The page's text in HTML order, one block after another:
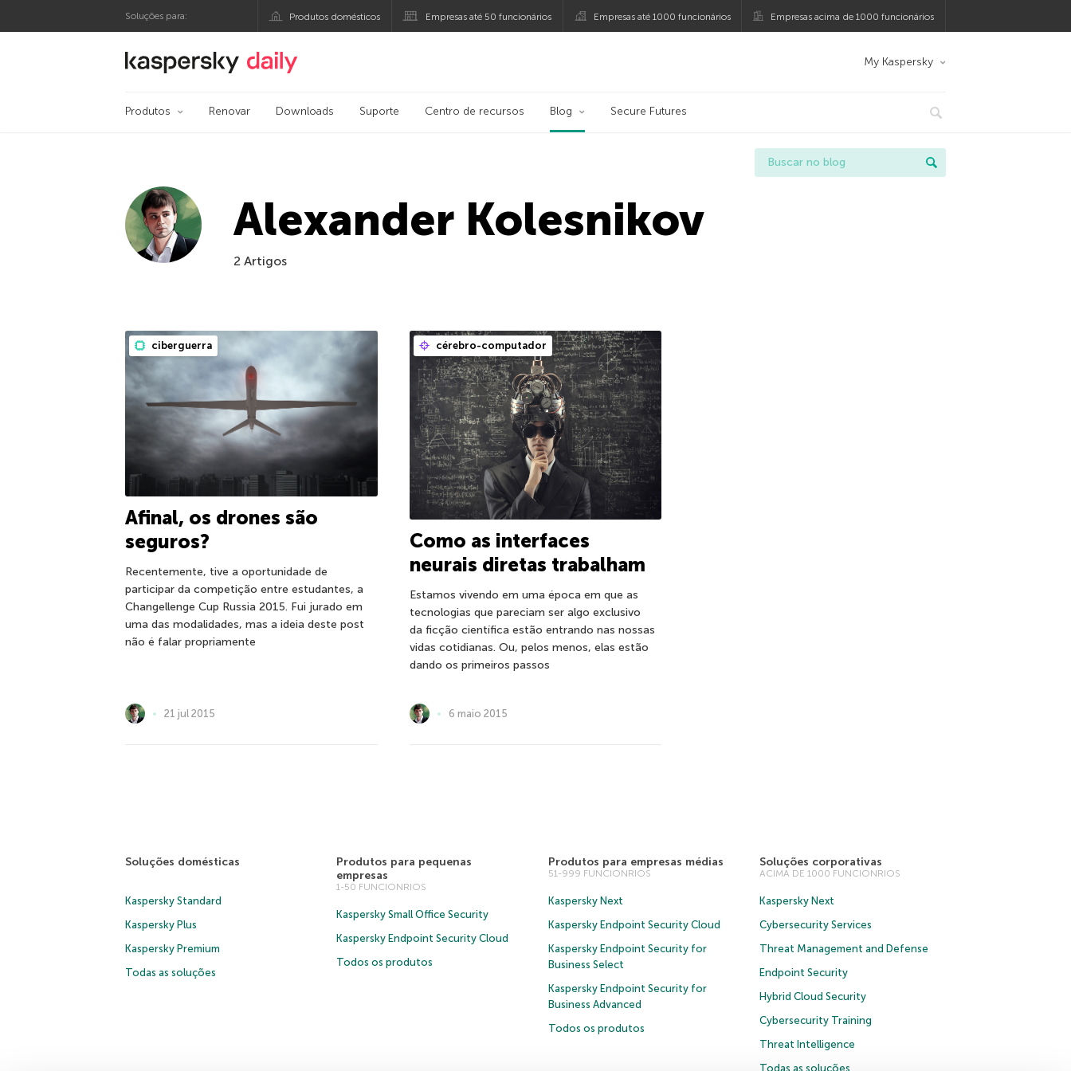
Soluções para: Produtos domésticos Empresas até 50 funcionários Empresas até 1000 funcionários Empresas acima de 1000 funcionários
Blog oficial da Kaspersky My Kaspersky
Produtos Renovar Downloads Suporte Centro de recursos Blog Secure Futures
Alexander Kolesnikov
2 Artigos
ciberguerra
Afinal, os drones são
seguros?
Recentemente, tive a oportunidade de
participar da competição entre estudantes, a
Changellenge Cup Russia 2015. Fui jurado em
uma das modalidades, mas a ideia deste post
não é falar propriamente
21 jul 2015
cérebro-computador
Como as interfaces
neurais diretas trabalham
Estamos vivendo em uma época em que as
tecnologias que pareciam ser algo exclusivo
da ficção científica estão entrando nas nossas
vidas cotidianas. Ou, pelos menos, elas estão
dando os primeiros passos
6 maio 2015
Soluções domésticas
Kaspersky Standard
Kaspersky Plus
Kaspersky Premium
Todas as soluções
Produtos para pequenas
empresas
1-50 FUNCIONRIOS
Kaspersky Small Office Security
Kaspersky Endpoint Security Cloud
Todos os produtos
Produtos para empresas médias
51-999 FUNCIONRIOS
Kaspersky Next
Kaspersky Endpoint Security Cloud
Kaspersky Endpoint Security for
Business Select
Kaspersky Endpoint Security for
Business Advanced
Todos os produtos
Soluções corporativas
ACIMA DE 1000 FUNCIONRIOS
Kaspersky Next
Cybersecurity Services
Threat Management and Defense
Endpoint Security
Hybrid Cloud Security
Cybersecurity Training
Threat Intelligence
Todas as soluções